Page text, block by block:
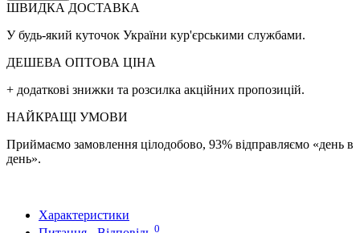
ШВИДКА ДОСТАВКА
У будь-який куточок України кур'єрськими службами.
ДЕШЕВА ОПТОВА ЦІНА
+ додаткові знижки та розсилка акційних пропозицій.
НАЙКРАЩІ УМОВИ
Приймаємо замовлення цілодобово, 93% відправляємо «день в
день».
Характеристики
0